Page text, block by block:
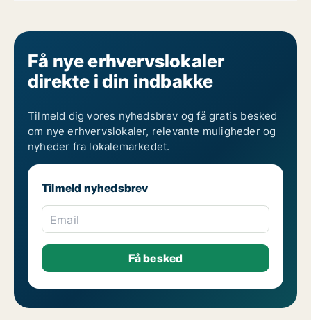
Garager til leje i Vojens
Få nye erhvervslokaler
direkte i din indbakke
Tilmeld dig vores nyhedsbrev og få gratis besked
om nye erhvervslokaler, relevante muligheder og
nyheder fra lokalemarkedet.
Tilmeld nyhedsbrev
Email